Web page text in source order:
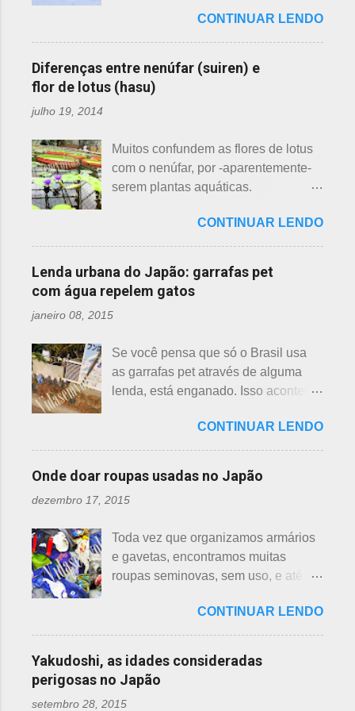
parecidas: - Ameixeira - Ume 梅 A
primeira a florescer é a ameixeira.
Particularmente, dessas 3 flores,
gosto mais da ameixeira. O período
Ameixeiras não tem caule e as flores
brotam diretamente dos ramos. Cada
junta no botão tem apenas uma flor e
é relativamente espaçoso. As pétalas
são arredondadas. - Pessegueiro -
árvores do pessegueiro são mais
baixas, geralmente apresen...
japonesas e - embora muitos
conheçam - compartilho aos que
ainda não tiveram essa
oportunidade. A tecelã de nuvens Há
muito tempo atrás, na terra do sol
suas terras para o plantio. Sozinho
no mundo e muito triste, pois a mãe,
que era tecelã, havia falecido
para ajudá-lo nessa tarefa. Eis que
estava ele semeando e, de repente,
viu uma cobra rastejando no chão.
Sei percebeu que a cobra deslizou
aranha suspensa por um fio de seda
da teia. A aranha fez Sei lembrar da
mãe - pequena e indefesa - e
imediatamente levou a cobra para
bem longe com seu ancinho. A
percebeu, pois além da aranha ser
pequena, ele havia...
CONTINUAR LENDO
Diferenças entre nenúfar (suiren) e
flor de lotus (hasu)
julho 19, 2014
Muitos confundem as flores de lotus
com o nenúfar, por -aparentemente-
serem plantas aquáticas.
na água, no entanto, existem
diferenças. Nenúfar brota na água e
flor de lotus no chão lodoso que,
popularmente, dizemos brejo. Vou
explicar de maneira bem objetiva,
qual a diferença entre o nenúfar -
hasu, em japonês. Basta dar uma
olhada nas flores para perceber as
grandes diferenças e, para isso, vou
flores de lotus são grandes, que
brotam de hastes compridas e em
apenas 3 cores, branca, creme e
largas e cor única: verde. As folhas
crescem para o alto, em hastes
longas. As raízes são comestíveis,
produzindo o renkon. Detalhei sobre
flor de lotus, na postagem anterior
e imagens de uma pla...
CONTINUAR LENDO
Lenda urbana do Japão: garrafas pet
com água repelem gatos
janeiro 08, 2015
Se você pensa que só o Brasil usa
as garrafas pet através de alguma
lenda, está enganado. Isso acontece
inclusive no Japão. Este assunto é
mais uma das postagens que estava
em rascunho por alguns anos, desde
que passei por estas casas e
descobri pra que serviam essas
acabou esquecido, até que postei
sobre esses baldes de água
dispostos em alguns bairros de
Arashiyama, em Kyoto, inclusive nos
jardins do Heian Jinja. Esses baldes
com água, escritos 消火用, ou Shōka-
yō, balde para combate a incêndios,
CONTINUAR LENDO
Onde doar roupas usadas no Japão
dezembro 17, 2015
Toda vez que organizamos armários
e gavetas, encontramos muitas
roupas seminovas, sem uso, e até
Roupas de crianças, em perfeito
estado, que não servem mais, peças
novas, semi novas, de pouco uso. O
que fazer com elas? No Japão,
deparamos com este problema: a
CONTINUAR LENDO
Yakudoshi, as idades consideradas
perigosas no Japão
setembro 28, 2015